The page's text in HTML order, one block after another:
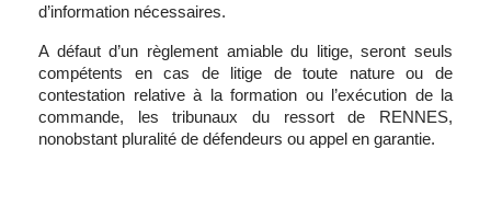
d’information nécessaires.
A défaut d’un règlement amiable du litige, seront seuls
compétents en cas de litige de toute nature ou de
contestation relative à la formation ou l’exécution de la
commande, les tribunaux du ressort de RENNES,
nonobstant pluralité de défendeurs ou appel en garantie.